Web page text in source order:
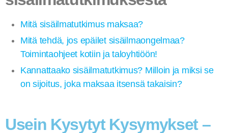
Mitä sisäilmatutkimus maksaa?
Mitä tehdä, jos epäilet sisäilmaongelmaa?
Toimintaohjeet kotiin ja taloyhtiöön!
Kannattaako sisäilmatutkimus? Milloin ja miksi se
on sijoitus, joka maksaa itsensä takaisin?
Usein Kysytyt Kysymykset –